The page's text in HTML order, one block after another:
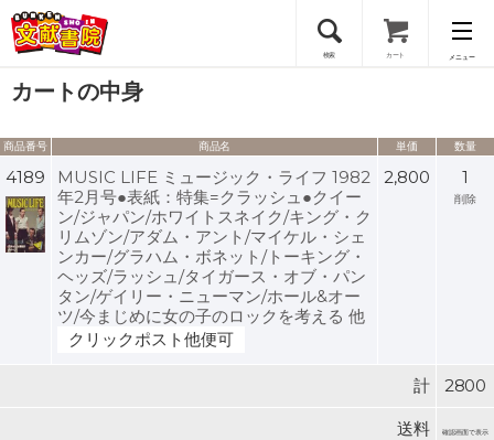
検索 カート メニュー
会員登録
ログイン
カートの中身
商品番号 商品名 単価 数量
4189
MUSIC LIFE ミュージック・ライフ 1982
年2月号●表紙：特集=クラッシュ●クイー
ン/ジャパン/ホワイトスネイク/キング・ク
リムゾン/アダム・アント/マイケル・シェ
ンカー/グラハム・ボネット/トーキング・
ヘッズ/ラッシュ/タイガース・オブ・パン
タン/ゲイリー・ニューマン/ホール&オー
ツ/今まじめに女の子のロックを考える 他
クリックポスト他便可
2,800 1
削除
計 2800
送料 確認画面で表示